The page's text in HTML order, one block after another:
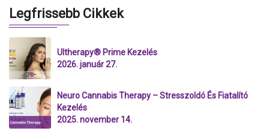
Legfrissebb Cikkek
Ultherapy® Prime Kezelés
2026. január 27.
Neuro Cannabis Therapy – Stresszoldó És Fiatalító
Kezelés
2025. november 14.